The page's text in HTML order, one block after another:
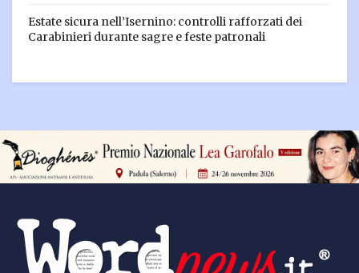
Estate sicura nell’Isernino: controlli rafforzati dei
Carabinieri durante sagre e feste patronali